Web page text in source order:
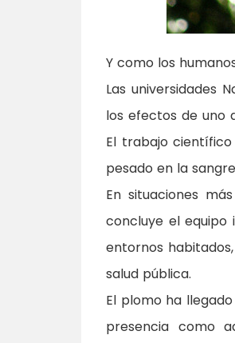
Y como los
Las universidades
los efectos de uno
El trabajo
pesado en la
En situaciones
concluye el equipo
entornos
salud pública.
El plomo ha
presencia como